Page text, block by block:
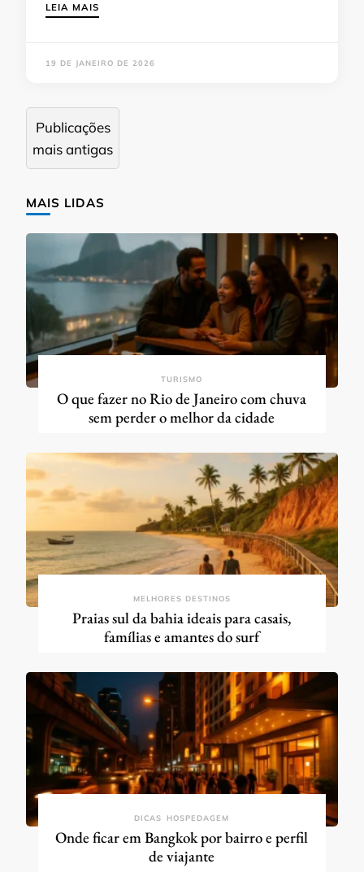
LEIA MAIS
19 DE JANEIRO DE 2026
Navegação
por
posts
Publicações
mais antigas
MAIS LIDAS
TURISMO
O que fazer no Rio de Janeiro com chuva
sem perder o melhor da cidade
MELHORES DESTINOS
Praias sul da bahia ideais para casais,
famílias e amantes do surf
DICAS HOSPEDAGEM
Onde ficar em Bangkok por bairro e perfil
de viajante